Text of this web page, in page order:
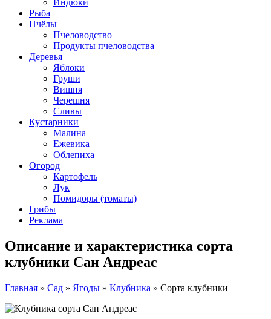
Индюки
Рыба
Пчёлы
Пчеловодство
Продукты пчеловодства
Деревья
Яблоки
Груши
Вишня
Черешня
Сливы
Кустарники
Малина
Ежевика
Облепиха
Огород
Картофель
Лук
Помидоры (томаты)
Грибы
Реклама
Описание и характеристика сорта
клубники Сан Андреас
Главная » Сад » Ягоды » Клубника » Сорта клубники